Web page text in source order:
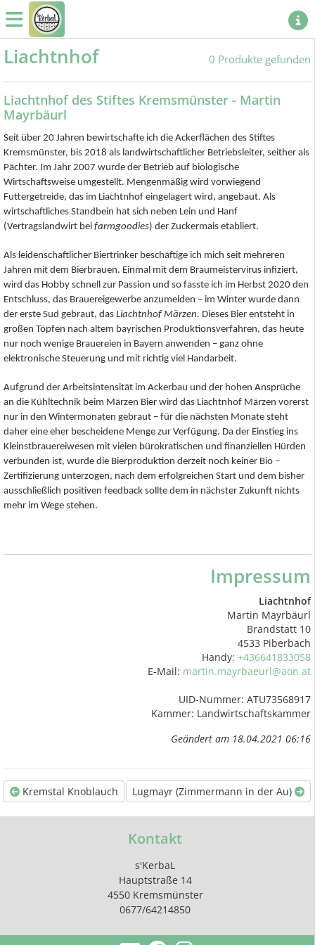
Liachtnhof 0 Produkte gefunden
Liachtnhof des Stiftes Kremsmünster - Martin
Mayrbäurl
Seit über 20 Jahren bewirtschafte ich die Ackerflächen des Stiftes
Kremsmünster, bis 2018 als landwirtschaftlicher Betriebsleiter, seither als
Pächter. Im Jahr 2007 wurde der Betrieb auf biologische
Wirtschaftsweise umgestellt. Mengenmäßig wird vorwiegend
Futtergetreide, das im Liachtnhof eingelagert wird, angebaut. Als
wirtschaftliches Standbein hat sich neben Lein und Hanf
(Vertragslandwirt bei farmgoodies) der Zuckermais etabliert.
Als leidenschaftlicher Biertrinker beschäftige ich mich seit mehreren
Jahren mit dem Bierbrauen. Einmal mit dem Braumeistervirus infiziert,
wird das Hobby schnell zur Passion und so fasste ich im Herbst 2020 den
Entschluss, das Brauereigewerbe anzumelden – im Winter wurde dann
der erste Sud gebraut, das Liachtnhof Märzen. Dieses Bier entsteht in
großen Töpfen nach altem bayrischen Produktionsverfahren, das heute
nur noch wenige Brauereien in Bayern anwenden – ganz ohne
elektronische Steuerung und mit richtig viel Handarbeit.
Aufgrund der Arbeitsintensität im Ackerbau und der hohen Ansprüche
an die Kühltechnik beim Märzen Bier wird das Liachtnhof Märzen vorerst
nur in den Wintermonaten gebraut – für die nächsten Monate steht
daher eine eher bescheidene Menge zur Verfügung. Da der Einstieg ins
Kleinstbrauereiwesen mit vielen bürokratischen und finanziellen Hürden
verbunden ist, wurde die Bierproduktion derzeit noch keiner Bio –
Zertifizierung unterzogen, nach dem erfolgreichen Start und dem bisher
ausschließlich positiven feedback sollte dem in nächster Zukunft nichts
mehr im Wege stehen.
Impressum
Liachtnhof
Martin Mayrbäurl
Brandstatt 10
4533 Piberbach
Handy: +436641833058
E-Mail: martin.mayrbaeurl@aon.at
UID-Nummer: ATU73568917
Kammer: Landwirtschaftskammer
Geändert am 18.04.2021 06:16
Kremstal Knoblauch Lugmayr (Zimmermann in der Au)
Kontakt
s'KerbaL
Hauptstraße 14
4550 Kremsmünster
0677/64214850